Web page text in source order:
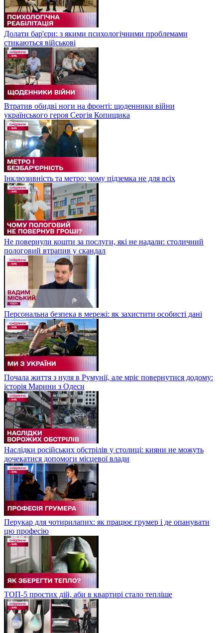
Долати бар'єри: з якими психологічними проблемами
стикаються військові
Втратив обидві ноги на фронті: щоденники війни
українського героя Сергія Копищика
Інклюзивність та метро: чому підземка не для всіх
Не повернули кошти за послуги, які не надали: столичний
пологовий втрапив у скандал
Персональна безпека в мережі: як захистити особисті дані
Почала життя з нуля в Румунії, але мріє повернутися додому:
історія Марини з Одеси
Наслідки російських обстрілів у столиці: кияни не можуть
дочекатися допомоги місцевої влади
Перукар для чотирилапих: як працює грумер і де опанувати
цю професію
ТОП-5 простих дій, аби в квартирі стало тепліше